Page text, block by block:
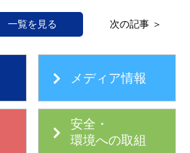
一覧を見る 次の記事 ＞
メディア情報
安全・
環境への取組